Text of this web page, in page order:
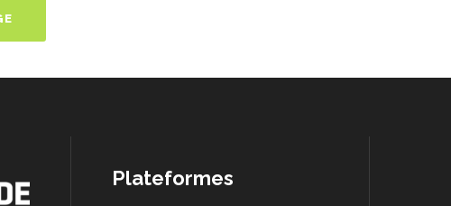
Plateformes